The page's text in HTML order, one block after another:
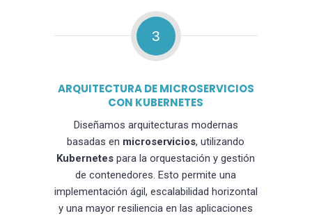
3
ARQUITECTURA DE MICROSERVICIOS
CON KUBERNETES
Diseñamos arquitecturas modernas
basadas en microservicios, utilizando
Kubernetes para la orquestación y gestión
de contenedores. Esto permite una
implementación ágil, escalabilidad horizontal
y una mayor resiliencia en las aplicaciones